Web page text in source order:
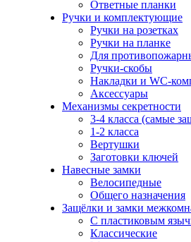
Ответные планки
Ручки и комплектующие
Ручки на розетках
Ручки на планке
Для
Ручки-скобы
Накладки и WC-
Аксессуары
Механизмы секретности
3-4 класса (самые
1-2 класса
Вертушки
Заготовки ключей
Навесные замки
Велосипедные
Общего назначения
Защёлки и замки
С пластиковым
Классические